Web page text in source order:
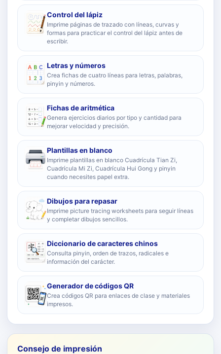
Control del lápiz
Imprime páginas de trazado con líneas, curvas y
formas para practicar el control del lápiz antes de
escribir.
Letras y números
Crea fichas de cuatro líneas para letras, palabras,
pinyin y números.
Fichas de aritmética
Genera ejercicios diarios por tipo y cantidad para
mejorar velocidad y precisión.
Plantillas en blanco
Imprime plantillas en blanco Cuadrícula Tian Zi,
Cuadrícula Mi Zi, Cuadrícula Hui Gong y pinyin
cuando necesites papel extra.
Dibujos para repasar
Imprime picture tracing worksheets para seguir líneas
y completar dibujos sencillos.
Diccionario de caracteres chinos
Consulta pinyin, orden de trazos, radicales e
información del carácter.
Generador de códigos QR
Crea códigos QR para enlaces de clase y materiales
impresos.
Consejo de impresión